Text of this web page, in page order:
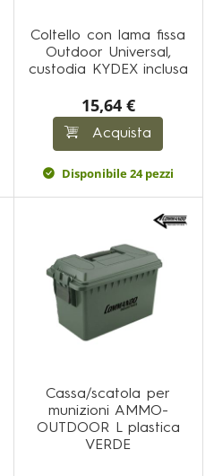
Coltello con lama fissa
Outdoor Universal,
custodia KYDEX inclusa
15,64 €
Acquista
Disponibile 24 pezzi
Cassa/scatola per
munizioni AMMO-
OUTDOOR L plastica
VERDE